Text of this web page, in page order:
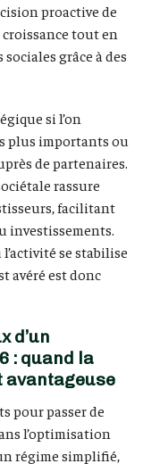
proactive de
tout en
grâce à des
si l’on
plus importants ou
de partenaires.
rassure
facilitant
investissements.
se stabilise
avéré est donc
d’un
: quand la
pour passer de
l’optimisation
régime simplifié,